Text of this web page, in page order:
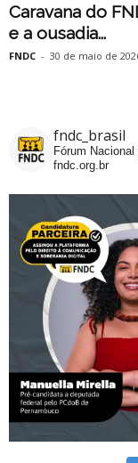
Caravana do
e a ousadia...
FNDC - 30 de maio de
fndc_brasil
Fórum
fndc.org.br